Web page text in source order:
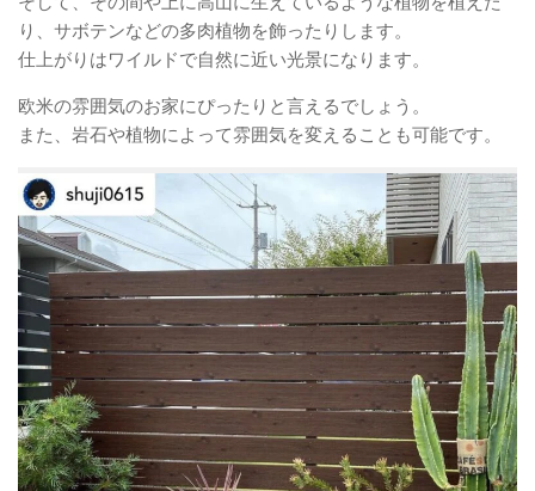
り、サボテンなどの多肉植物を飾ったりします。
仕上がりはワイルドで自然に近い光景になります。
欧米の雰囲気のお家にぴったりと言えるでしょう。
また、岩石や植物によって雰囲気を変えることも可能です。